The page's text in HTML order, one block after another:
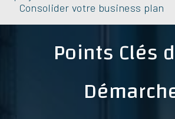
Consolider votre business plan
Points Clés